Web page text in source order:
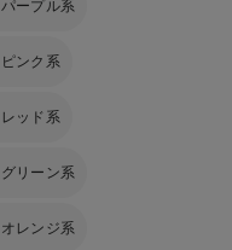
パープル系
ピンク系
レッド系
グリーン系
オレンジ系